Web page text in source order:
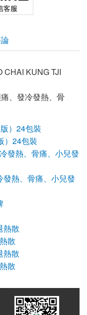
客服
CHAI KUNG TJI
、發冷發熱、骨
）24包裝
熱、骨痛、小兒發
散
散